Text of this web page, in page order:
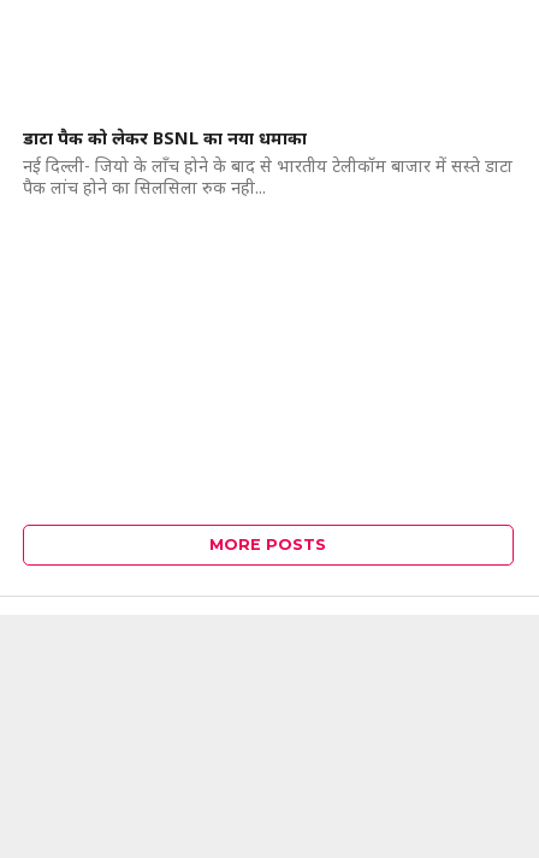
डाटा पैक को लेकर BSNL का नया धमाका
नई दिल्ली- जियो के लॉंच होने के बाद से भारतीय टेलीकॉम बाजार में सस्ते डाटा
पैक लांच होने का सिलसिला रुक नही...
MORE POSTS